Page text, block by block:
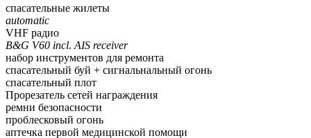
спасательные жилеты
automatic
VHF радио
B&G V60 incl. AIS receiver
набор инструментов для ремонта
спасательный буй + сигнальнальный огонь
спасательный плот
Прорезатель сетей награждения
ремни безопасности
проблесковый огонь
аптечка первой медицинской помощи